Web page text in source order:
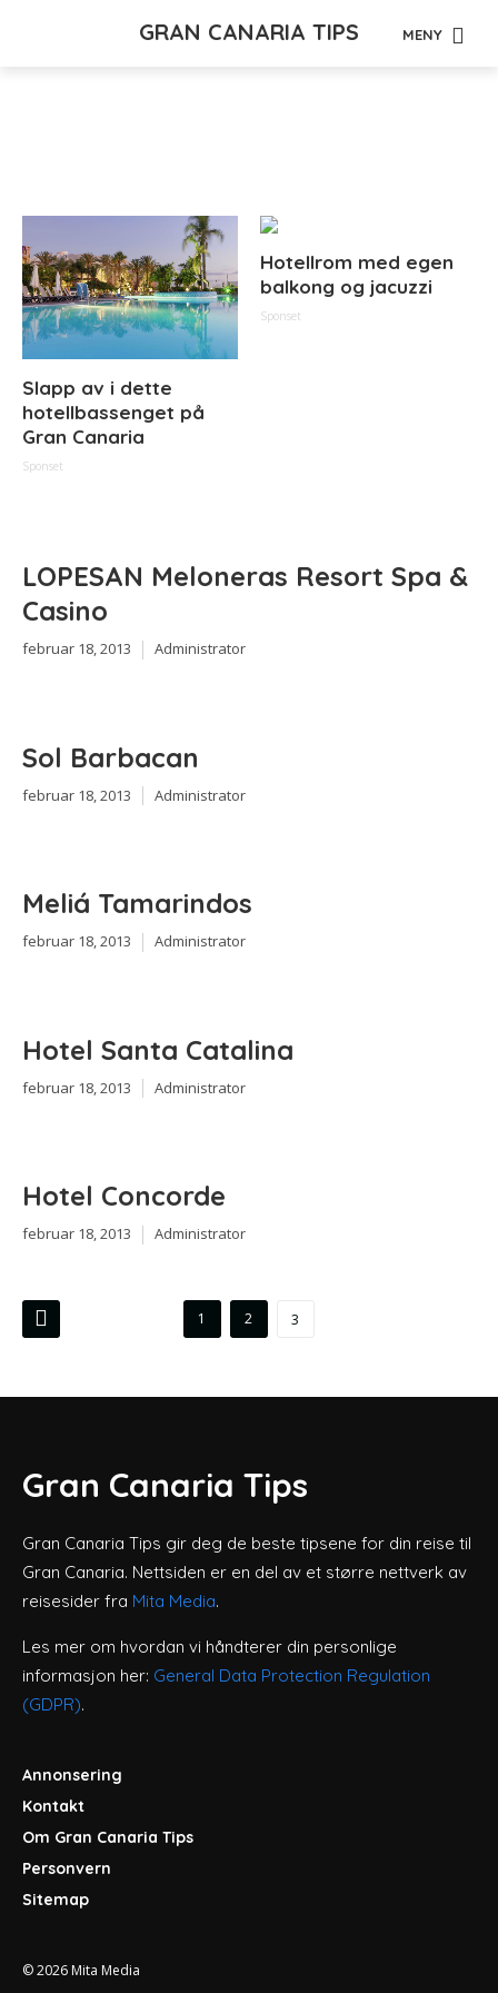
GRAN CANARIA TIPS MENY
Slapp av i dette
hotellbassenget på
Gran Canaria
Sponset
Hotellrom med egen
balkong og jacuzzi
Sponset
LOPESAN Meloneras Resort Spa &
Casino
februar 18, 2013 Administrator
Sol Barbacan
februar 18, 2013 Administrator
Meliá Tamarindos
februar 18, 2013 Administrator
Hotel Santa Catalina
februar 18, 2013 Administrator
Hotel Concorde
februar 18, 2013 Administrator
Innleggnavigasjon
1 2 3
Gran Canaria Tips
Gran Canaria Tips gir deg de beste tipsene for din reise til
Gran Canaria. Nettsiden er en del av et større nettverk av
reisesider fra Mita Media.
Les mer om hvordan vi håndterer din personlige
informasjon her: General Data Protection Regulation
(GDPR).
Annonsering
Kontakt
Om Gran Canaria Tips
Personvern
Sitemap
© 2026 Mita Media